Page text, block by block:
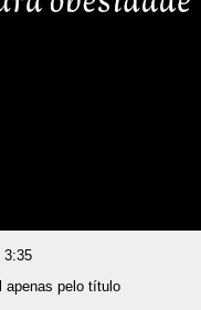
3:35
apenas pelo título